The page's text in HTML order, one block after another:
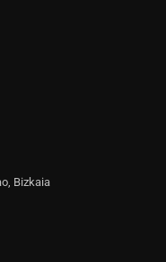
Bizkaia